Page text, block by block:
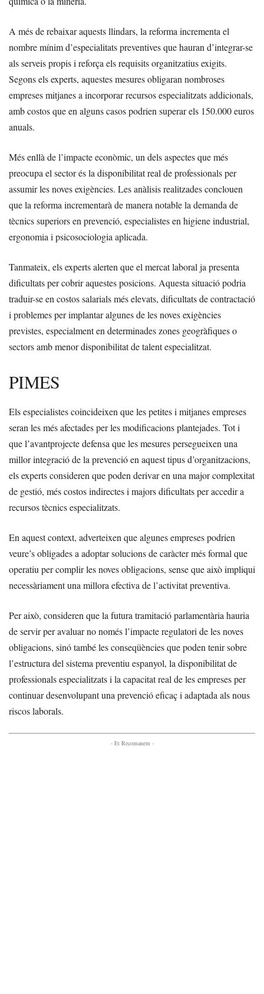
A més de rebaixar aquests llindars, la reforma incrementa el
nombre mínim d’especialitats preventives que hauran d’integrar-se
als serveis propis i reforça els requisits organitzatius exigits.
Segons els experts, aquestes mesures obligaran nombroses
empreses mitjanes a incorporar recursos especialitzats addicionals,
amb costos que en alguns casos podrien superar els 150.000 euros
anuals.
Més enllà de l’impacte econòmic, un dels aspectes que més
preocupa el sector és la disponibilitat real de professionals per
assumir les noves exigències. Les anàlisis realitzades conclouen
que la reforma incrementarà de manera notable la demanda de
tècnics superiors en prevenció, especialistes en higiene industrial,
ergonomia i psicosociologia aplicada.
Tanmateix, els experts alerten que el mercat laboral ja presenta
dificultats per cobrir aquestes posicions. Aquesta situació podria
traduir-se en costos salarials més elevats, dificultats de contractació
i problemes per implantar algunes de les noves exigències
previstes, especialment en determinades zones geogràfiques o
sectors amb menor disponibilitat de talent especialitzat.
PIMES
Els especialistes coincideixen que les petites i mitjanes empreses
seran les més afectades per les modificacions plantejades. Tot i
que l’avantprojecte defensa que les mesures persegueixen una
millor integració de la prevenció en aquest tipus d’organitzacions,
els experts consideren que poden derivar en una major complexitat
de gestió, més costos indirectes i majors dificultats per accedir a
recursos tècnics especialitzats.
En aquest context, adverteixen que algunes empreses podrien
veure’s obligades a adoptar solucions de caràcter més formal que
operatiu per complir les noves obligacions, sense que això impliqui
necessàriament una millora efectiva de l’activitat preventiva.
Per això, consideren que la futura tramitació parlamentària hauria
de servir per avaluar no només l’impacte regulatori de les noves
obligacions, sinó també les conseqüències que poden tenir sobre
l’estructura del sistema preventiu espanyol, la disponibilitat de
professionals especialitzats i la capacitat real de les empreses per
continuar desenvolupant una prevenció eficaç i adaptada als nous
riscos laborals.
- Et Recomanem -